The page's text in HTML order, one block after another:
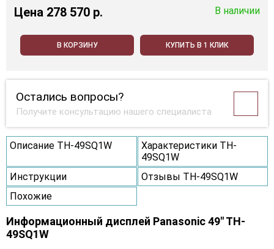
Цена 278 570 p. В наличии
В КОРЗИНУ КУПИТЬ В 1 КЛИК
Остались вопросы?
Получите консультацию нашего специалиста
Описание TH-49SQ1W
Характеристики TH-
49SQ1W
Инструкции
Отзывы TH-49SQ1W
Похожие
Информационный дисплей Panasonic 49" TH-
49SQ1W